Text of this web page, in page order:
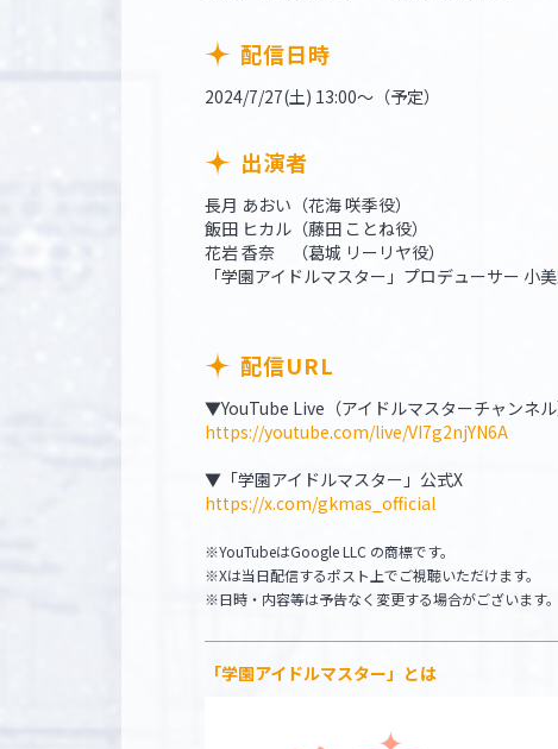
配信日時
2024/7/27(土) 13:00～（予定）
出演者
長月 あおい（花海 咲季役）
飯田 ヒカル（藤田 ことね役）
花岩 香奈 （葛城 リーリヤ役）
「学園アイドルマスター」プロデューサー 小
配信URL
▼YouTube Live（アイドルマスターチャンネル
https://youtube.com/live/VI7g2njYN6A
▼「学園アイドルマスター」公式X
https://x.com/gkmas_official
※YouTubeはGoogle LLC の商標です。
※Xは当日配信するポスト上でご視聴いただけます。
※日時・内容等は予告なく変更する場合がございます。
「学園アイドルマスター」とは